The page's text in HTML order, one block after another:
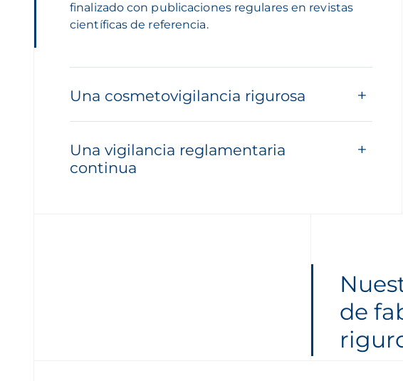
finalizado con publicaciones regulares en revistas
científicas de referencia.
Una cosmetovigilancia rigurosa
Una vigilancia reglamentaria
continua
de
Nos